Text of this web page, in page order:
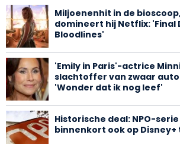
Miljoenenhit in de
domineert hij Netflix: 'Final
Bloodlines'
'Emily in Paris'-actrice
slachtoffer van zwaar
'Wonder dat ik nog leef'
Historische deal: NPO-
binnenkort ook op Disney+